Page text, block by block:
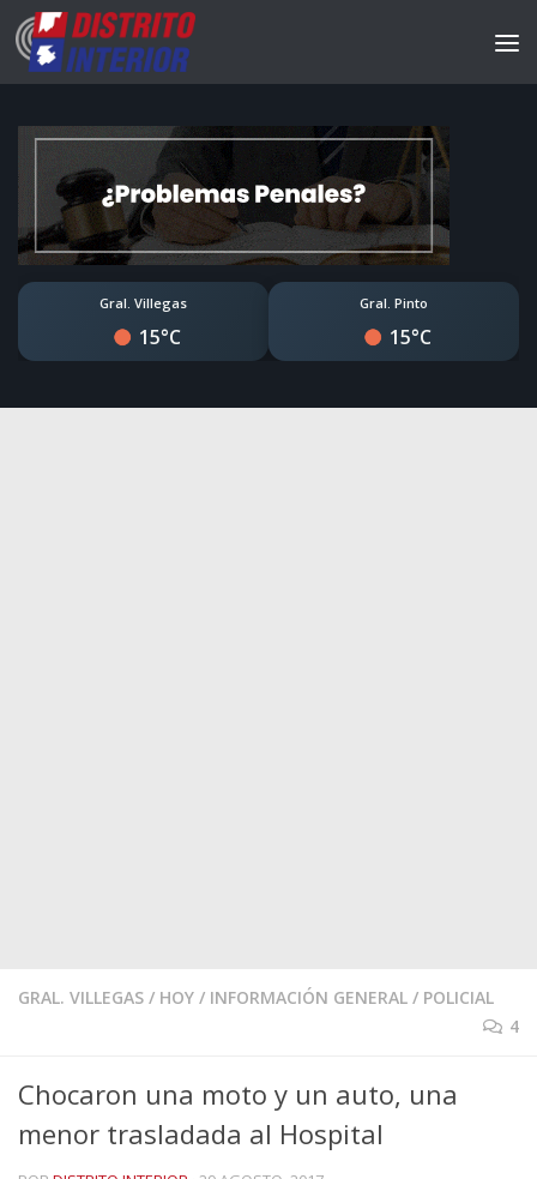
Gral. Villegas
15°C
Gral. Pinto
15°C
GRAL. VILLEGAS / HOY / INFORMACIÓN GENERAL / POLICIAL
4
Chocaron una moto y un auto, una
menor trasladada al Hospital